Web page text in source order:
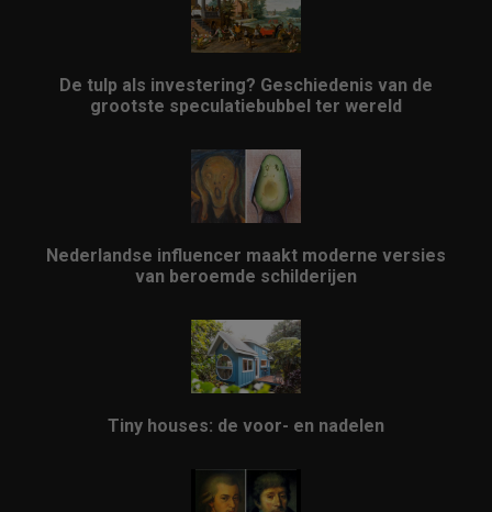
De tulp als investering? Geschiedenis van de
grootste speculatiebubbel ter wereld
Nederlandse influencer maakt moderne versies
van beroemde schilderijen
Tiny houses: de voor- en nadelen